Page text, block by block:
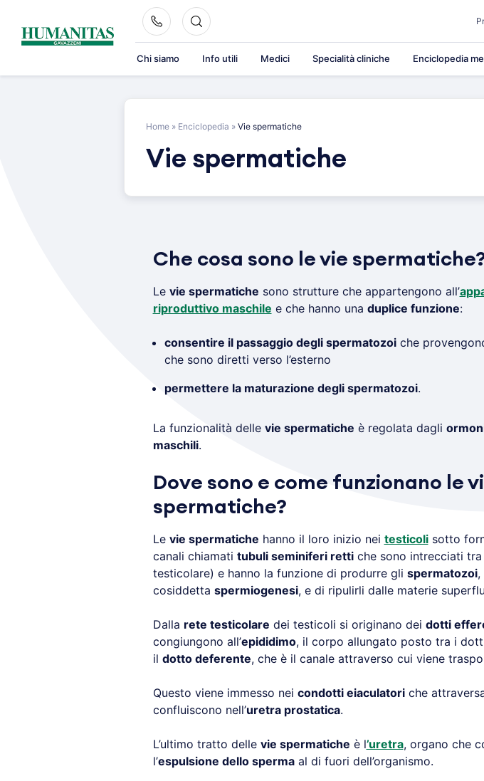
content
Chi siamo Info utili Medici Specialità cliniche Enciclopedia
Home » Enciclopedia » Vie spermatiche
Vie spermatiche
Che cosa sono le vie
Le vie spermatiche sono strutture che appartengono all’
riproduttivo maschile e che hanno una duplice funzione:
consentire il passaggio degli spermatozoiche
che sono diretti verso l’esterno
permettere la maturazione degli spermatozoi.
La funzionalità delle vie spermatiche è regolata dagli
maschili.
Dove sono e come funzionano le
spermatiche?
Le vie spermatiche hanno il loro inizio nei testicolisotto
canali chiamati tubuli seminiferi rettiche sono intrecciati
testicolare) e hanno la funzione di produrre gli spermatozoi,
cosiddetta spermiogenesi, e di ripulirli dalle materie
Dalla rete testicolare dei testicoli si originano dei dotti
congiungono all’epididimo, il corpo allungato posto tra i
il dotto deferente, che è il canale attraverso cui viene
Questo viene immesso nei condotti eiaculatoriche
confluiscono nell’uretra prostatica.
L’ultimo tratto delle vie spermatiche è l’uretra, organo che
l’espulsione dello spermaal di fuori dell’organismo.